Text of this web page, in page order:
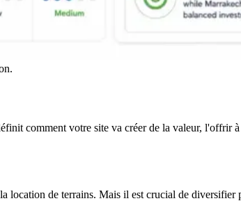
comment votre site va créer de la valeur, l'offrir à
location de terrains. Mais il est crucial de